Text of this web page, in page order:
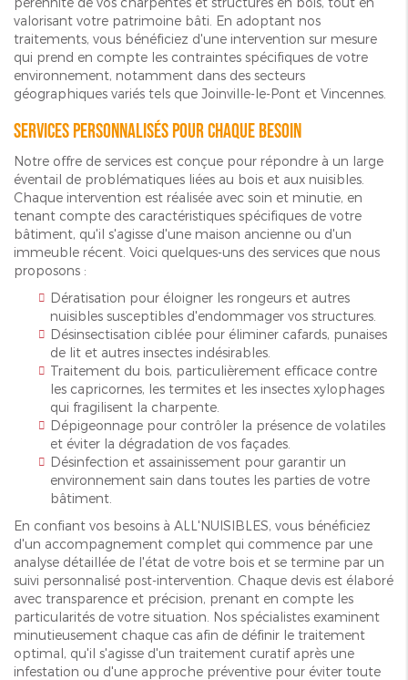
valorisant votre patrimoine bâti. En adoptant nos
traitements, vous bénéficiez d'une intervention sur mesure
qui prend en compte les contraintes spécifiques de votre
environnement, notamment dans des secteurs
géographiques variés tels que Joinville-le-Pont et Vincennes.
Services personnalisés pour chaque besoin
Notre offre de services est conçue pour répondre à un large
éventail de problématiques liées au bois et aux nuisibles.
Chaque intervention est réalisée avec soin et minutie, en
tenant compte des caractéristiques spécifiques de votre
bâtiment, qu'il s'agisse d'une maison ancienne ou d'un
immeuble récent. Voici quelques-uns des services que nous
proposons :
Dératisation pour éloigner les rongeurs et autres
nuisibles susceptibles d'endommager vos structures.
Désinsectisation ciblée pour éliminer cafards, punaises
de lit et autres insectes indésirables.
Traitement du bois, particulièrement efficace contre
les capricornes, les termites et les insectes xylophages
qui fragilisent la charpente.
Dépigeonnage pour contrôler la présence de volatiles
et éviter la dégradation de vos façades.
Désinfection et assainissement pour garantir un
environnement sain dans toutes les parties de votre
bâtiment.
En confiant vos besoins à ALL'NUISIBLES, vous bénéficiez
d'un accompagnement complet qui commence par une
analyse détaillée de l'état de votre bois et se termine par un
suivi personnalisé post-intervention. Chaque devis est élaboré
avec transparence et précision, prenant en compte les
particularités de votre situation. Nos spécialistes examinent
minutieusement chaque cas afin de définir le traitement
optimal, qu'il s'agisse d'un traitement curatif après une
infestation ou d'une approche préventive pour éviter toute